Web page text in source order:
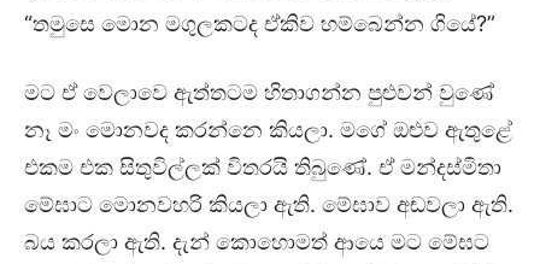
“තමුසෙ මොන මගුලකටද ඒකිව හම්බෙන්න ගියේ?”
මට ඒ වෙලාවෙ ඇත්තටම හිතාගන්න පුළුවන් වුණේ
නෑ මං මොනවද කරන්නෙ කියලා. මගේ ඔළුව ඇතුළේ
එකම එක සිතුවිල්ලක් විතරයි තිබුණේ. ඒ මන්දස්මිතා
මේඝාට මොනවහරි කියලා ඇති. මේඝාව අඬවලා ඇති.
බය කරලා ඇති. දැන් කොහොමත් ආයෙ මට මේඝට